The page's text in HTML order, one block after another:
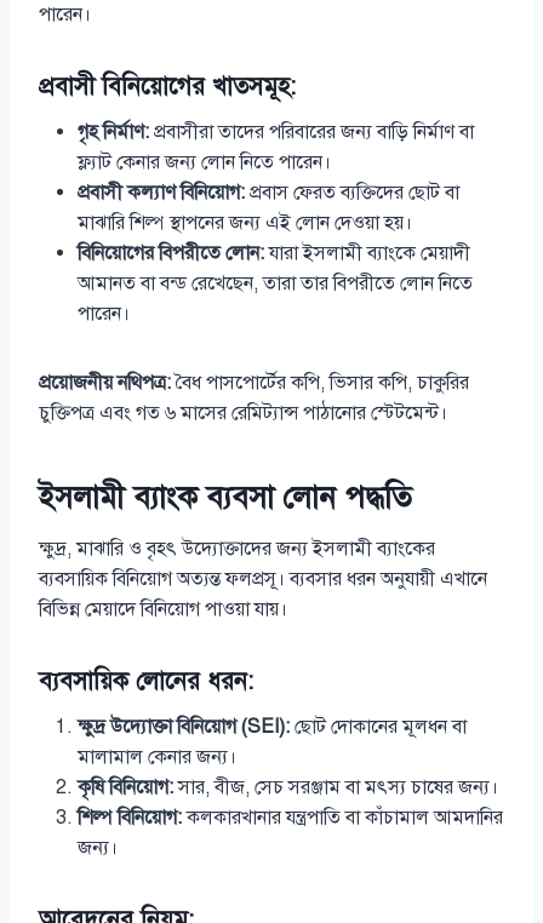
পারেন।
প্রবাসী বিনিয়োগের খাতসমূহ:
গৃহ নির্মাণ: প্রবাসীরা তাদের পরিবারের জন্য বাড়ি নির্মাণ বা
ফ্ল্যাট কেনার জন্য লোন নিতে পারেন।
প্রবাসী কল্যাণ বিনিয়োগ: প্রবাস ফেরত ব্যক্তিদের ছোট বা
মাঝারি শিল্প স্থাপনের জন্য এই লোন দেওয়া হয়।
বিনিয়োগের বিপরীতে লোন:যারা ইসলামী ব্যাংকে মেয়াদী
আমানত বা বন্ড রেখেছেন, তারা তার বিপরীতে লোন নিতে
পারেন।
প্রয়োজনীয় নথিপত্র:বৈধ পাসপোর্টের কপি, ভিসার কপি, চাকুরির
চুক্তিপত্র এবং গত ৬ মাসের রেমিট্যান্স পাঠানোর স্টেটমেন্ট।
ইসলামী ব্যাংক ব্যবসা লোন পদ্ধতি
ক্ষুদ্র, মাঝারি ও বৃহৎ উদ্যোক্তাদের জন্য ইসলামী ব্যাংকের
ব্যবসায়িক বিনিয়োগ অত্যন্ত ফলপ্রসূ। ব্যবসার ধরন অনুযায়ী এখানে
বিভিন্ন মেয়াদে বিনিয়োগ পাওয়া যায়।
ব্যবসায়িক লোনের ধরন:
ক্ষুদ্র উদ্যোক্তা বিনিয়োগ (SEI): ছোট দোকানের মূলধন বা
মালামাল কেনার জন্য।
কৃষি বিনিয়োগ:সার, বীজ, সেচ সরঞ্জাম বা মৎস্য চাষের জন্য।
শিল্প বিনিয়োগ:কলকারখানার যন্ত্রপাতি বা কাঁচামাল আমদানির
জন্য।